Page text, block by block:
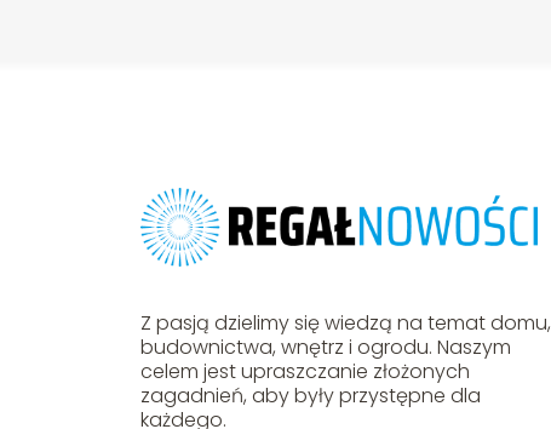
Z pasją dzielimy się wiedzą na temat domu,
budownictwa, wnętrz i ogrodu. Naszym
celem jest upraszczanie złożonych
zagadnień, aby były przystępne dla
każdego.